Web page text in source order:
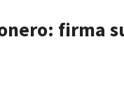
firma